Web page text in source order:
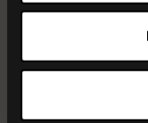
During this
scenes on the